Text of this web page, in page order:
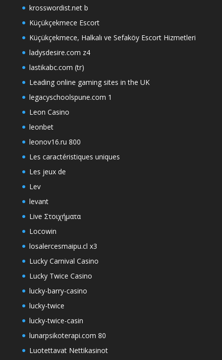
krosswordist.net b
Küçükçekmece Escort
Küçükçekmece, Halkalı ve Sefaköy Escort Hizmetleri
ladysdesire.com z4
lastikabc.com (tr)
Leading online gaming sites in the UK
legacyschoolspune.com 1
Leon Casino
leonbet
leonov16.ru 800
Les caractéristiques uniques
Les jeux de
Lev
levant
Live Στοιχήματα
Locowin
losalercesmaipu.cl x3
Lucky Carnival Casino
Lucky Twice Casino
lucky-barry-casino
lucky-twice
lucky-twice-casin
lunarpsikoterapi.com 80
Luotettavat Nettikasinot